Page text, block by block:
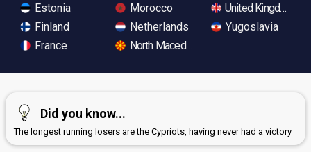
Estonia
Finland
France
Morocco
Netherlands
North Macedonia
United Kingdom
Yugoslavia
Did you know...
The longest running losers are the Cypriots, having never had a victory